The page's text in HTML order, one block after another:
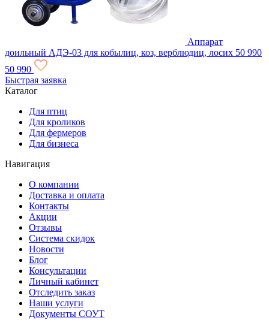
Аппарат
доильный АДЭ-03 для кобылиц, коз, верблюдиц, лосих 50 990
50 990
Быстрая заявка
Каталог
Для птиц
Для кроликов
Для фермеров
Для бизнеса
Навигация
О компании
Доставка и оплата
Контакты
Акции
Отзывы
Система скидок
Новости
Блог
Консультации
Личный кабинет
Отследить заказ
Наши услуги
Документы СОУТ